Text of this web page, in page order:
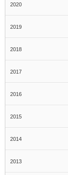
2020
2019
2018
2017
2016
2015
2014
2013